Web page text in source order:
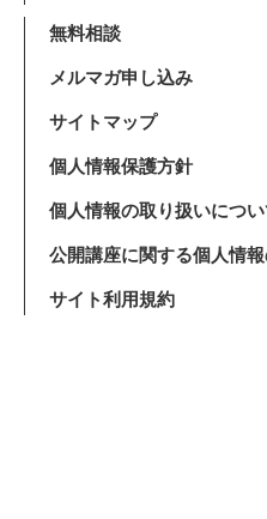
無料相談
メルマガ申し込み
サイトマップ
個人情報保護方針
個人情報の取り扱いについ
公開講座に関する個人情
サイト利用規約